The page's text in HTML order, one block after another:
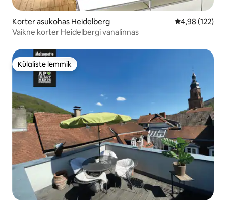
Korter asukohas Heidelberg Keskmine
4,98 (122)
Vaikne korter Heidelbergi vanalinnas
Külaliste lemmik
Külaliste lemmik